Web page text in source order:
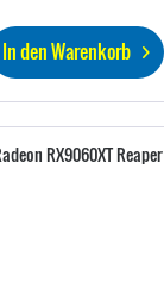
In den Warenkorb
RX9060XT Reaper